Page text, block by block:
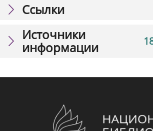
Ссылки
Источники
информации